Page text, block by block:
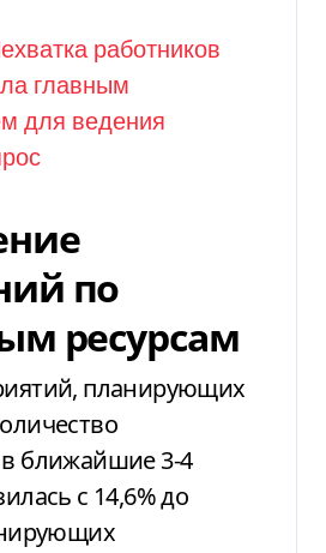
по
ресурсам
планирующих
ближайшие 3-4
с 14,6% до